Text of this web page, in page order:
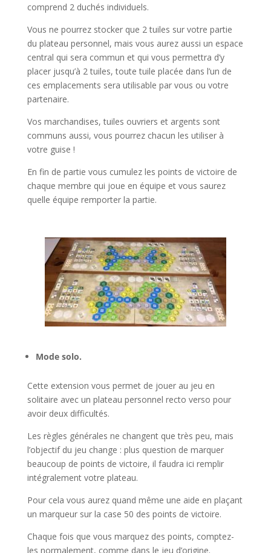
comprend 2 duchés individuels.
Vous ne pourrez stocker que 2 tuiles sur votre partie
du plateau personnel, mais vous aurez aussi un espace
central qui sera commun et qui vous permettra d’y
placer jusqu’à 2 tuiles, toute tuile placée dans l’un de
ces emplacements sera utilisable par vous ou votre
partenaire.
Vos marchandises, tuiles ouvriers et argents sont
communs aussi, vous pourrez chacun les utiliser à
votre guise !
En fin de partie vous cumulez les points de victoire de
chaque membre qui joue en équipe et vous saurez
quelle équipe remporter la partie.
Mode solo.
Cette extension vous permet de jouer au jeu en
solitaire avec un plateau personnel recto verso pour
avoir deux difficultés.
Les règles générales ne changent que très peu, mais
l’objectif du jeu change : plus question de marquer
beaucoup de points de victoire, il faudra ici remplir
intégralement votre plateau.
Pour cela vous aurez quand même une aide en plaçant
un marqueur sur la case 50 des points de victoire.
Chaque fois que vous marquez des points, comptez-
les normalement, comme dans le jeu d’origine.